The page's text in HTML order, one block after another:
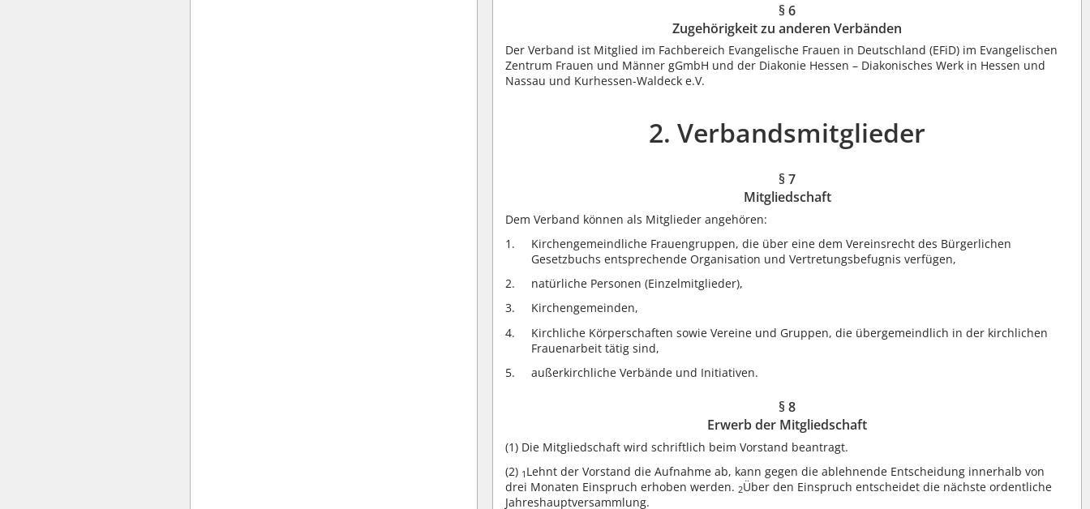
§ 6
Zugehörigkeit zu anderen Verbänden
Der Verband ist Mitglied im Fachbereich Evangelische Frauen in Deutschland (EFiD) im Evangelischen
Zentrum Frauen und Männer gGmbH und der Diakonie Hessen – Diakonisches Werk in Hessen und
Nassau und Kurhessen-Waldeck e.V.
2. Verbandsmitglieder
§ 7
Mitgliedschaft
Dem Verband können als Mitglieder angehören:
Kirchengemeindliche Frauengruppen, die über eine dem Vereinsrecht des Bürgerlichen
Gesetzbuchs entsprechende Organisation und Vertretungsbefugnis verfügen,
natürliche Personen (Einzelmitglieder),
Kirchengemeinden,
Kirchliche Körperschaften sowie Vereine und Gruppen, die übergemeindlich in der kirchlichen
Frauenarbeit tätig sind,
außerkirchliche Verbände und Initiativen.
§ 8
Erwerb der Mitgliedschaft
(1) Die Mitgliedschaft wird schriftlich beim Vorstand beantragt.
(2) 1 Lehnt der Vorstand die Aufnahme ab, kann gegen die ablehnende Entscheidung innerhalb von
drei Monaten Einspruch erhoben werden. 2Über den Einspruch entscheidet die nächste ordentliche
Jahreshauptversammlung.